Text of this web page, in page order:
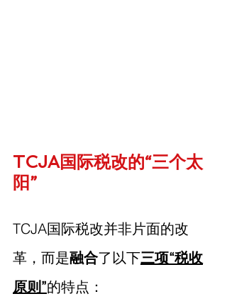
TCJA国际税改的“三个太
阳”
TCJA国际税改并非片面的改
革，而是融合了以下三项“税收
原则”的特点：